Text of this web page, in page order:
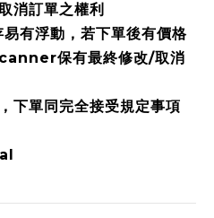
消訂單之權利
有浮動，若下單後有價格
保有最終修改/取消
下單同完全接受規定事項